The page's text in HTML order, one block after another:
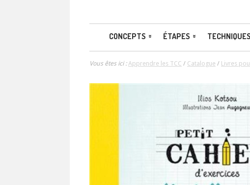
CONCEPTS ÉTAPES TECHNIQUES
Vous êtes ici :Apprendre les TCC / Catalogue / Livres